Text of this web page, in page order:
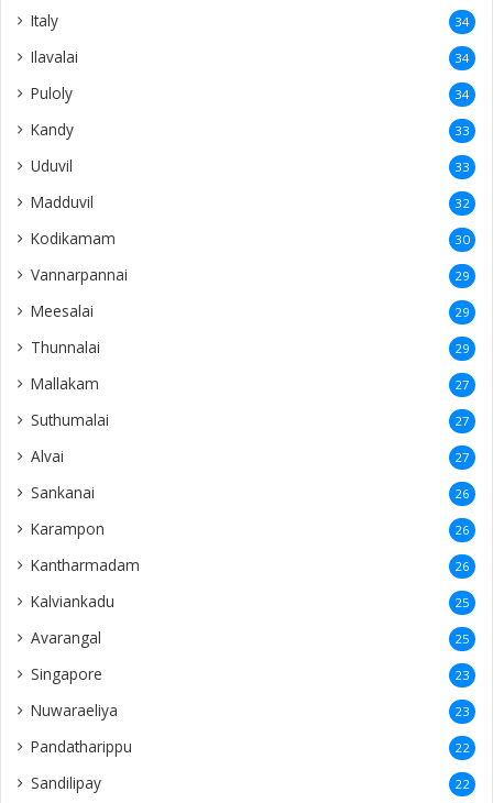
Italy 34
Ilavalai 34
Puloly 34
Kandy 33
Uduvil 33
Madduvil 32
Kodikamam 30
Vannarpannai 29
Meesalai 29
Thunnalai 29
Mallakam 27
Suthumalai 27
Alvai 27
Sankanai 26
Karampon 26
Kantharmadam 26
Kalviankadu 25
Avarangal 25
Singapore 23
Nuwaraeliya 23
Pandatharippu 22
Sandilipay 22